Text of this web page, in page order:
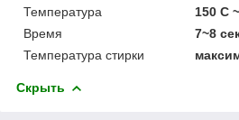
Температура
150 С
Время
7~8
Температура стирки
Скрыть